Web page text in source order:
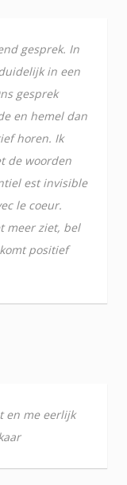
gesprek. In
in een
gesprek
en hemel dan
horen. Ik
de woorden
est invisible
le coeur.
meer ziet, bel
positief
en me eerlijk